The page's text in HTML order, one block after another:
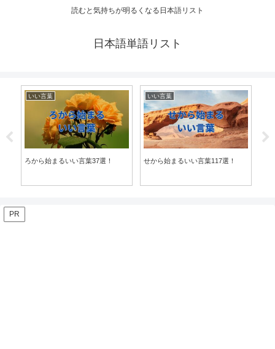
読むと気持ちが明るくなる日本語リスト
日本語単語リスト
いい言葉
ろから始まるいい言葉37選！
いい言葉
せから始まるいい言葉117選！
PR